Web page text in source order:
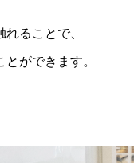
ることで、
ができます。